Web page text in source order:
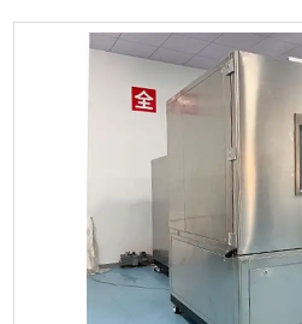
喷水试验箱> IPX9K高温高压喷水试验设备